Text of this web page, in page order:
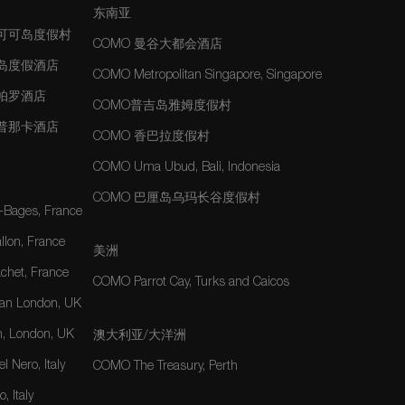
可岛度假村
度假酒店
罗酒店
那卡酒店
Bages, France
France
France
London, UK
London, UK
Nero, Italy
Italy
东南亚
COMO 曼谷大都会酒店
COMO Metropolitan Singapore, Singapore
COMO普吉岛雅姆度假村
COMO 香巴拉度假村
COMO Uma Ubud, Bali, Indonesia
COMO 巴厘岛乌玛长谷度假村
美洲
COMO Parrot Cay, Turks and Caicos
澳大利亚/大洋洲
COMO The Treasury, Perth